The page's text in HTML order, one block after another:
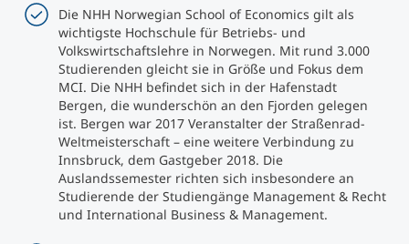
Die NHH Norwegian School of Economics gilt als
wichtigste Hochschule für Betriebs- und
Volkswirtschaftslehre in Norwegen. Mit rund 3.000
Studierenden gleicht sie in Größe und Fokus dem
MCI. Die NHH befindet sich in der Hafenstadt
Bergen, die wunderschön an den Fjorden gelegen
ist. Bergen war 2017 Veranstalter der Straßenrad-
Weltmeisterschaft – eine weitere Verbindung zu
Innsbruck, dem Gastgeber 2018. Die
Auslandssemester richten sich insbesondere an
Studierende der Studiengänge Management & Recht
und International Business & Management.